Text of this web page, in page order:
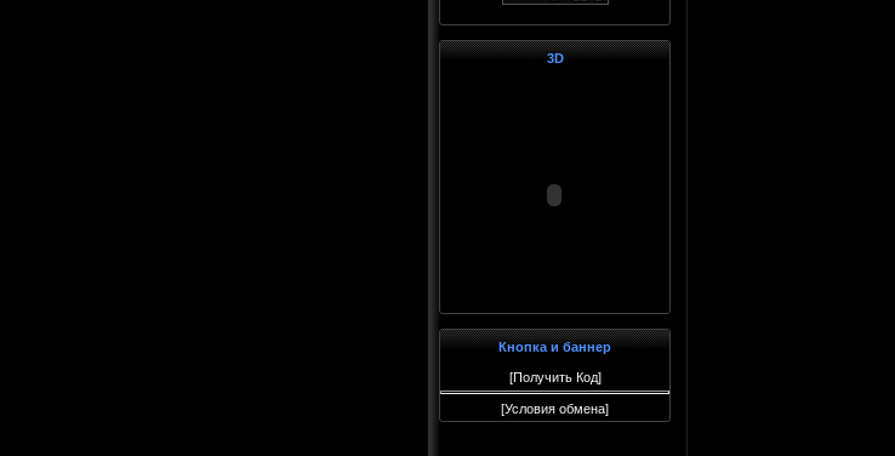
3D
Кнопка и баннер
[Получить Код]
[Условия обмена]